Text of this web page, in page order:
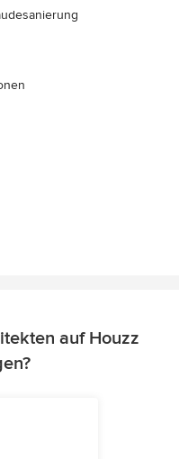
auf Houzz